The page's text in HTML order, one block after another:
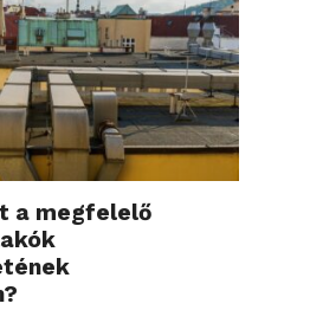
a megfelelő